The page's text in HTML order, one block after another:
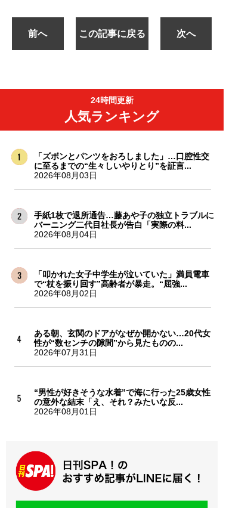
前へ この記事に戻る 次へ
24時間更新
人気ランキング
「ズボンとパンツをおろしました」…口腔性交
に至るまでの“生々しいやりとり”を証言...
2026年08月03日
手紙1枚で退所通告…藤あや子の独立トラブルに
バーニング二代目社長が告白「実際の料...
2026年08月04日
「叩かれた女子中学生が泣いていた」満員電車
で“杖を振り回す”高齢者が暴走。“屈強...
2026年08月02日
ある朝、玄関のドアがなぜか開かない…20代女
性が“数センチの隙間”から見たものの...
2026年07月31日
“男性が好きそうな水着”で海に行った25歳女性
の意外な結末「え、それ？みたいな反...
2026年08月01日